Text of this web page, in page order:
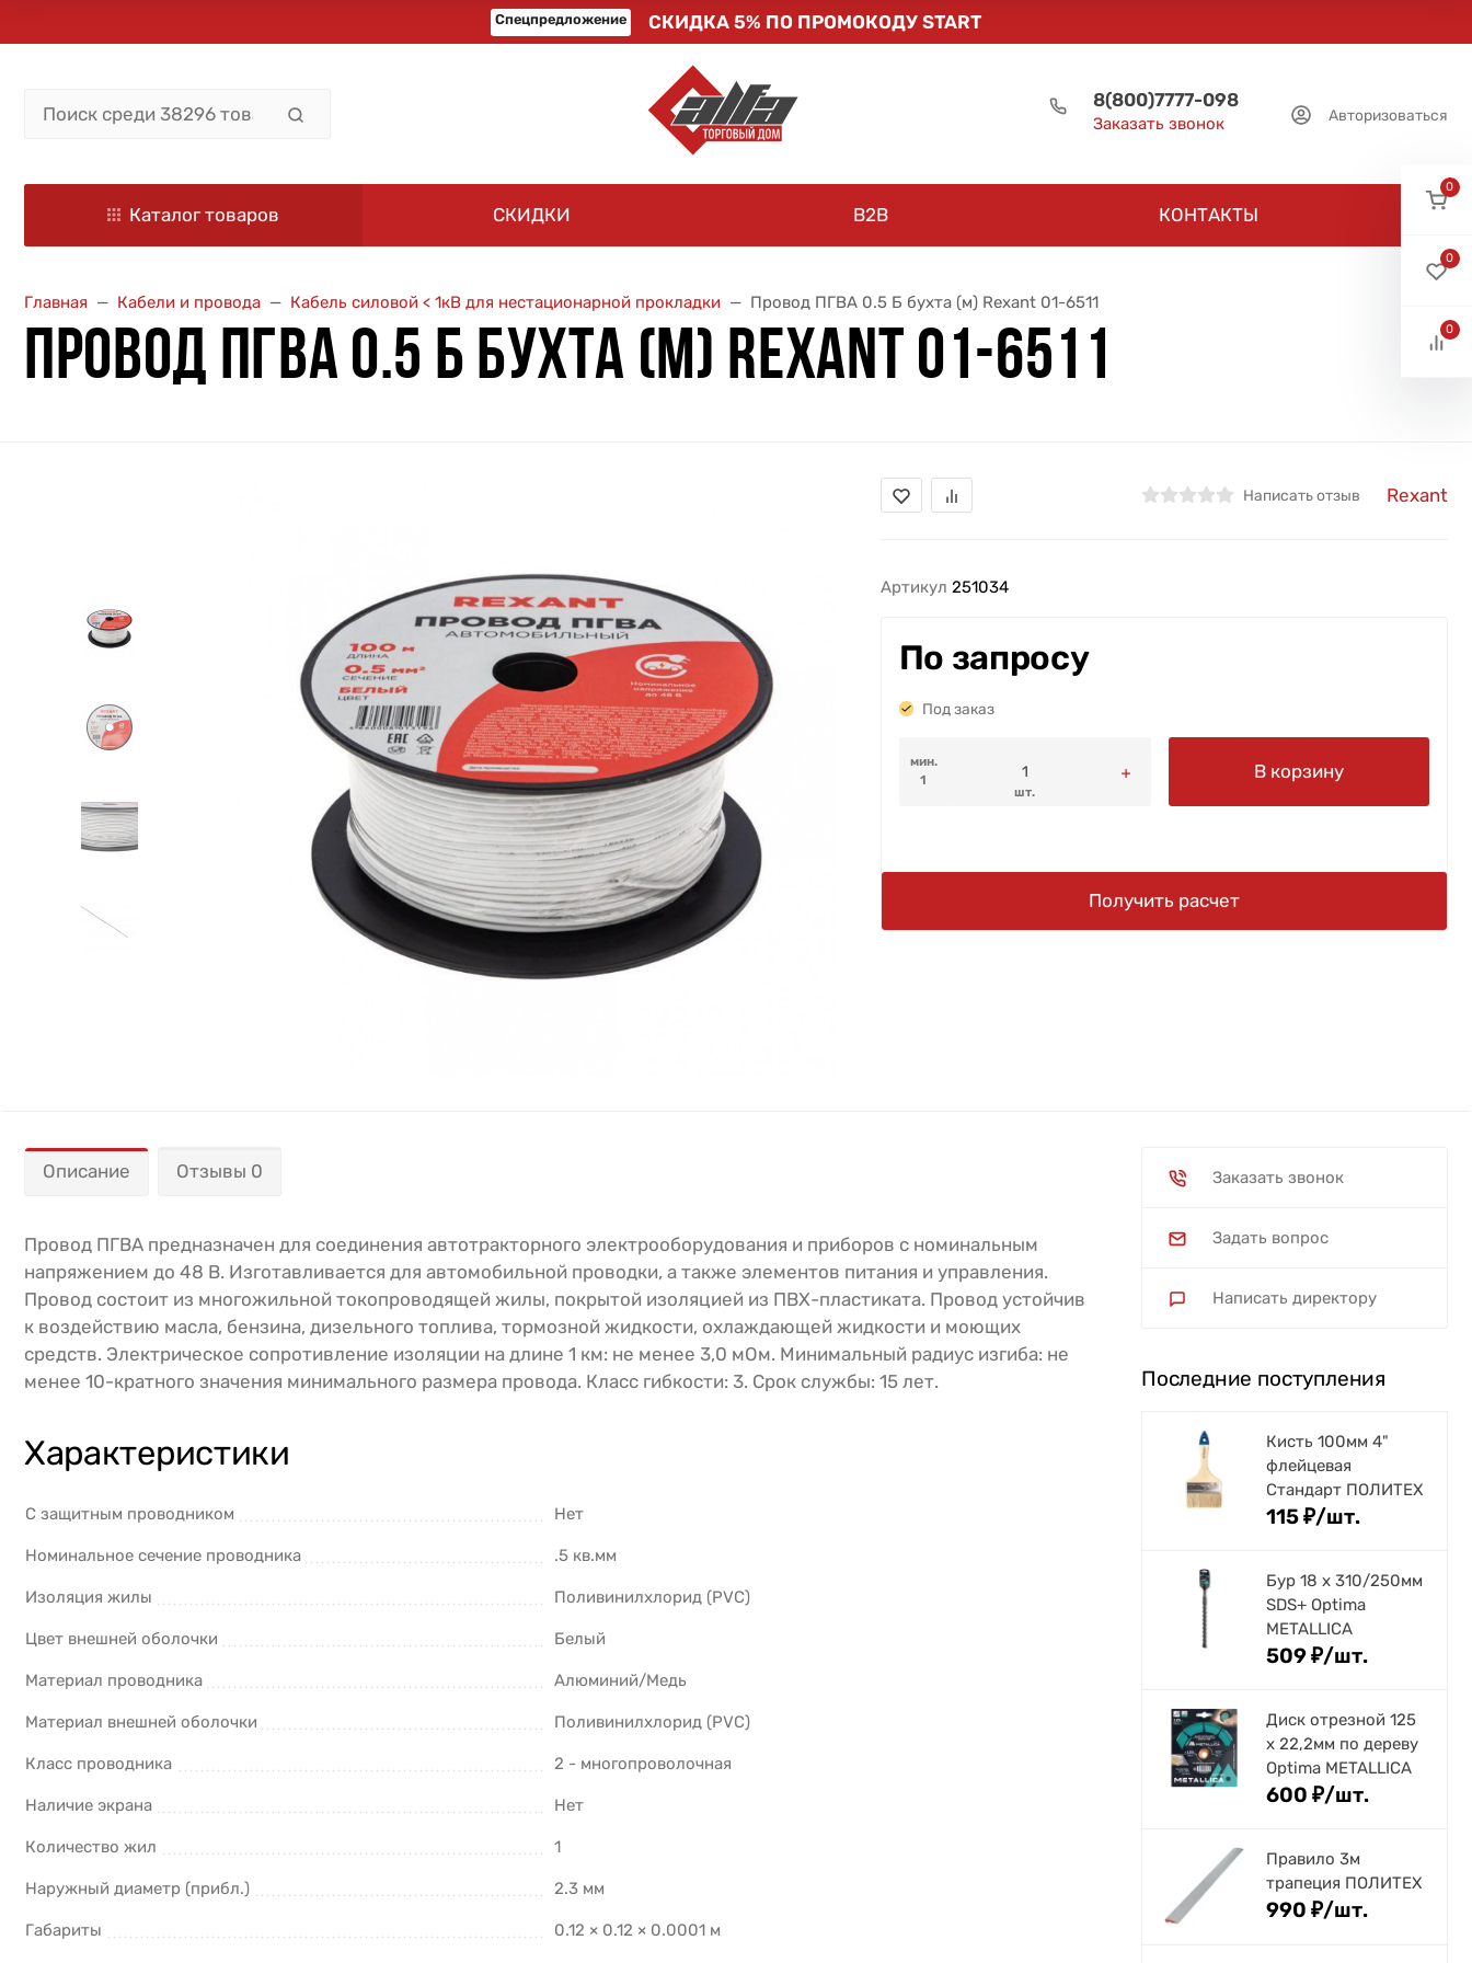
Спецпредложение СКИДКА 5% ПО ПРОМОКОДУ START
8(800)7777-098
Заказать звонок Авторизоваться
Каталог товаров СКИДКИ B2B КОНТАКТЫ
Главная Кабели и провода Кабель силовой < 1кВ для нестационарной прокладки Провод ПГВА 0.5 Б бухта (м) Rexant 01-6511
ПРОВОД ПГВА 0.5 Б БУХТА (М) REXANT 01-6511
Написать отзыв Rexant
Артикул 251034
По запросу
Под заказ
мин.
1
шт.
В корзину
Получить расчет
Описание Отзывы 0
Провод ПГВА предназначен для соединения автотракторного электрооборудования и приборов с номинальным
напряжением до 48 В. Изготавливается для автомобильной проводки, а также элементов питания и управления.
Провод состоит из многожильной токопроводящей жилы, покрытой изоляцией из ПВХ-пластиката. Провод устойчив
к воздействию масла, бензина, дизельного топлива, тормозной жидкости, охлаждающей жидкости и моющих
средств. Электрическое сопротивление изоляции на длине 1 км: не менее 3,0 мОм. Минимальный радиус изгиба: не
менее 10-кратного значения минимального размера провода. Класс гибкости: 3. Срок службы: 15 лет.
Характеристики
С защитным проводником Нет
Номинальное сечение проводника .5 кв.мм
Изоляция жилы Поливинилхлорид (PVC)
Цвет внешней оболочки Белый
Материал проводника Алюминий/Медь
Материал внешней оболочки Поливинилхлорид (PVC)
Класс проводника 2 - многопроволочная
Наличие экрана Нет
Количество жил 1
Наружный диаметр (прибл.) 2.3 мм
Габариты 0.12 × 0.12 × 0.0001 м
Заказать звонок
Задать вопрос
Написать директору
Последние поступления
Кисть 100мм 4"
флейцевая
Стандарт ПОЛИТЕХ
115₽/шт.
Бур 18 х 310/250мм
SDS+ Optima
METALLICA
509₽/шт.
Диск отрезной 125
x 22,2мм по дереву
Optima METALLICA
600 ₽/шт.
Правило 3м
трапеция ПОЛИТЕХ
990 ₽/шт.
0
0
0